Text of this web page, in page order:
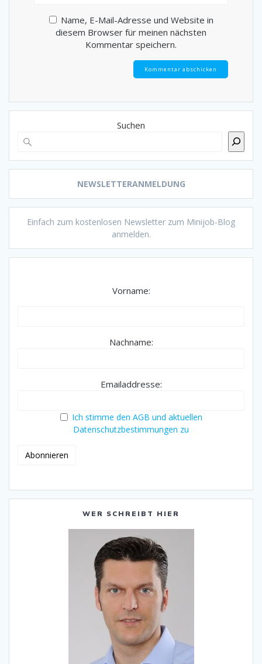
Name, E-Mail-Adresse und Website in
diesem Browser für meinen nächsten
Kommentar speichern.
Suchen
NEWSLETTERANMELDUNG
Einfach zum kostenlosen Newsletter zum Minijob-Blog
anmelden.
Vorname:
Nachname:
Emailaddresse:
Ich stimme den AGB und aktuellen
Datenschutzbestimmungen zu
WER SCHREIBT HIER